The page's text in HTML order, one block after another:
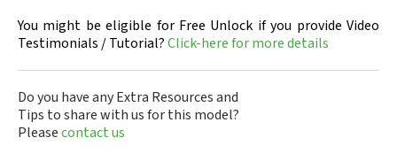
You might be eligible for Free Unlock if you provide Video
Testimonials / Tutorial?Click-here for more details
Do you have any Extra Resources and
Tips to share with us for this model?
Pleasecontact us